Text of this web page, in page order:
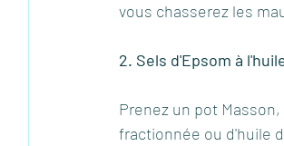
vous chasserez les
2. Sels d'Epsom à
Prenez un pot Masson,
fractionnée ou d'huile